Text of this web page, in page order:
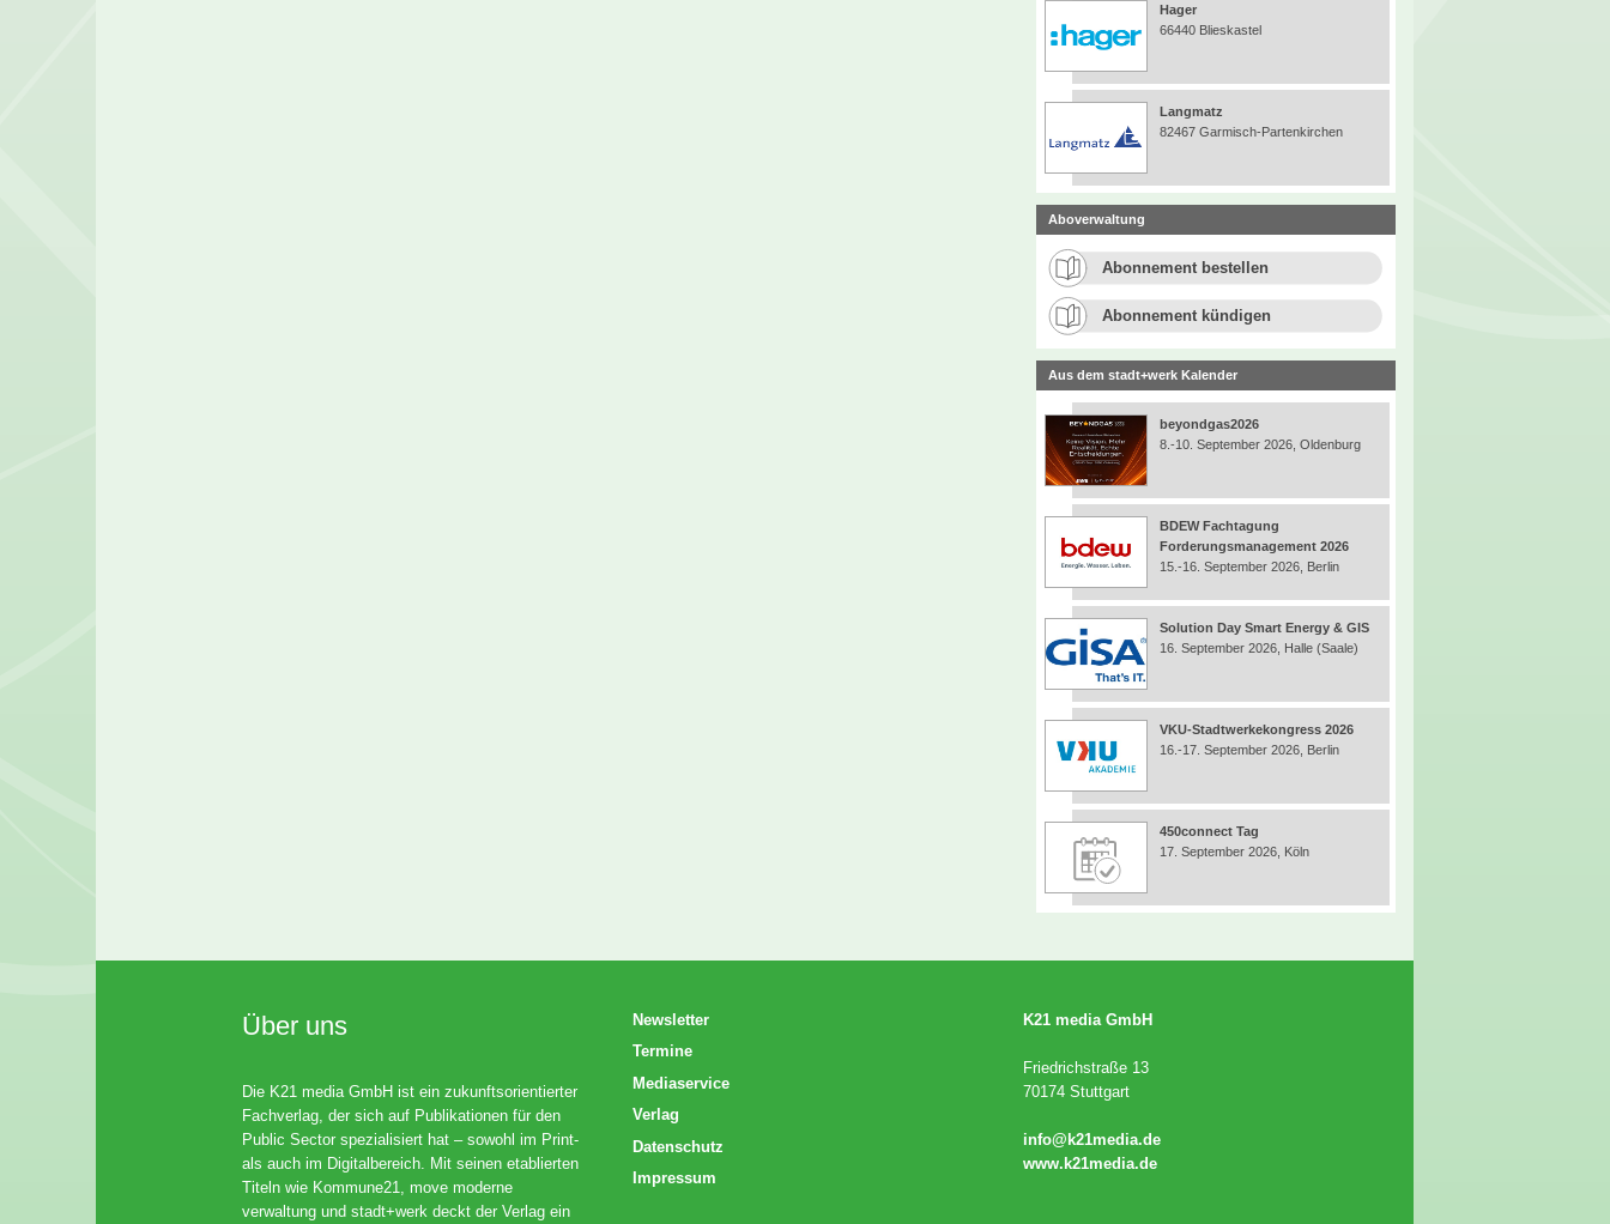
Hager
66440 Blieskastel
Langmatz
82467 Garmisch-Partenkirchen
Aboverwaltung
Abonnement bestellen
Abonnement kündigen
Aus dem stadt+werk Kalender
beyondgas2026
8.-10. September 2026, Oldenburg
BDEW Fachtagung
Forderungsmanagement 2026
15.-16. September 2026, Berlin
Solution Day Smart Energy & GIS
16. September 2026, Halle (Saale)
VKU-Stadtwerkekongress 2026
16.-17. September 2026, Berlin
450connect Tag
17. September 2026, Köln
Über uns
Die K21 media GmbH ist ein zukunftsorientierter
Fachverlag, der sich auf Publikationen für den
Public Sector spezialisiert hat – sowohl im Print-
als auch im Digitalbereich. Mit seinen etablierten
Titeln wie Kommune21, move moderne
verwaltung und stadt+werk deckt der Verlag ein
Newsletter
Termine
Mediaservice
Verlag
Datenschutz
Impressum
K21 media GmbH
Friedrichstraße 13
70174 Stuttgart
info@k21media.de
www.k21media.de